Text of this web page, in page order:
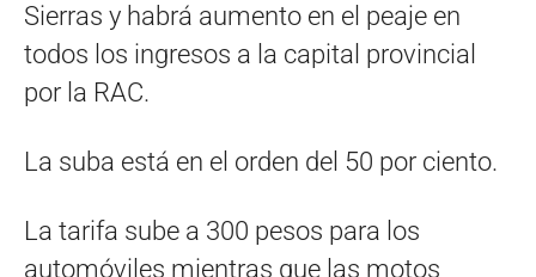
Sierras y habrá aumento en el peaje en
todos los ingresos a la capital provincial
por la RAC.
La suba está en el orden del 50 por ciento.
La tarifa sube a 300 pesos para los
automóviles mientras que las motos